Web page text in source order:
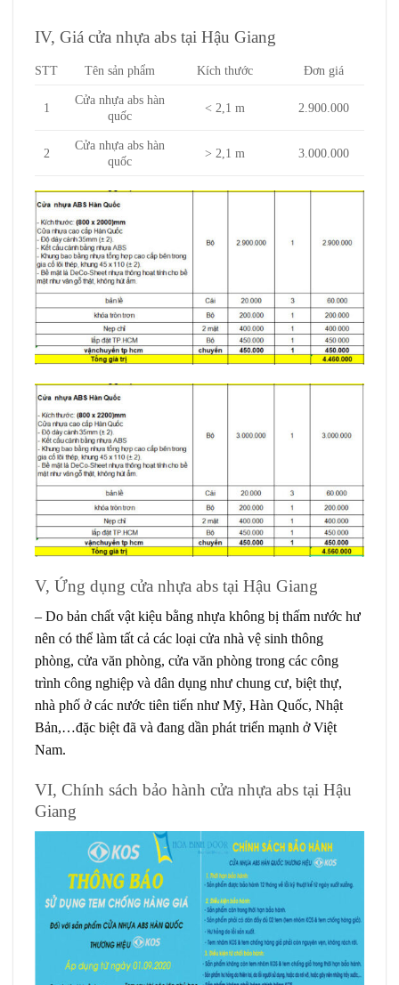
IV, Giá cửa nhựa abs tại Hậu Giang
STT Tên sản phẩm Kích thước Đơn giá
1
Cửa nhựa abs hàn
quốc
< 2,1 m 2.900.000
2
Cửa nhựa abs hàn
quốc
> 2,1 m 3.000.000
V, Ứng dụng cửa nhựa abs tại Hậu Giang
– Do bản chất vật kiệu bằng nhựa không bị thấm nước hư
nên có thể làm tất cả các loại cửa nhà vệ sinh thông
phòng, cửa văn phòng, cửa văn phòng trong các công
trình công nghiệp và dân dụng như chung cư, biệt thự,
nhà phố ở các nước tiên tiến như Mỹ, Hàn Quốc, Nhật
Bản,…đặc biệt đã và đang dần phát triển mạnh ở Việt
Nam.
VI, Chính sách bảo hành cửa nhựa abs tại Hậu
Giang